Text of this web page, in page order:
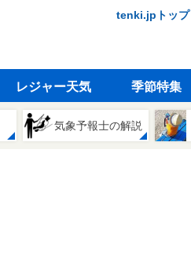
tenki.jpトップ
レジャー天気 季節特集
気象予報士の解説